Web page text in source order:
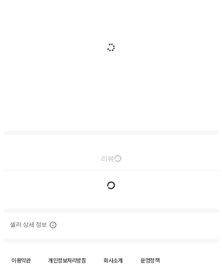
리뷰
셀러 상세 정보
이용약관 개인정보처리방침 회사소개
운영정책